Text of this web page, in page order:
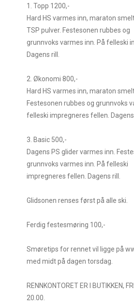
1. Topp 1200,-
Hard HS varmes inn, maraton
TSP pulver. Festesonen rubbes og
grunnvoks varmes inn. På felleski
Dagens rill.
2. Økonomi 800,-
Hard HS varmes inn, maraton
Festesonen rubbes og grunnvoks
felleski impregneres fellen. Dagens
3. Basic 500,-
Dagens PS glider varmes inn.
grunnvoks varmes inn. På felleski
impregneres fellen. Dagens rill.
Glidsonen renses først på alle ski.
Ferdig festesmøring 100,-
Smøretips for rennet vil ligge på
med midt på dagen torsdag.
RENNKONTORET ER I BUTIKKEN,
20.00.